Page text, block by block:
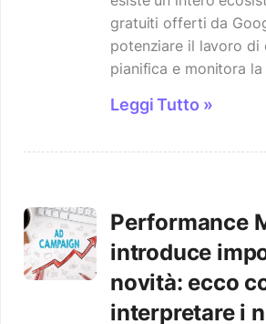
gratuiti offerti da
potenziare il lavoro di
pianifica e monitora
Leggi Tutto »
Performance
introduce
novità: ecco
interpretare i